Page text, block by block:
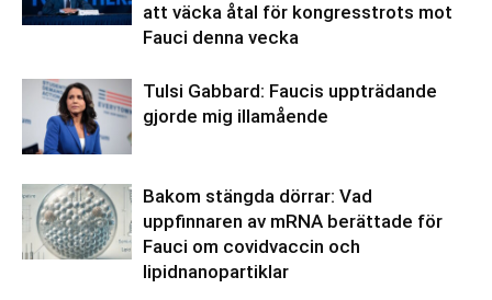
att väcka åtal för kongresstrots mot
Fauci denna vecka
Tulsi Gabbard: Faucis uppträdande
gjorde mig illamående
Bakom stängda dörrar: Vad
uppfinnaren av mRNA berättade för
Fauci om covidvaccin och
lipidnanopartiklar